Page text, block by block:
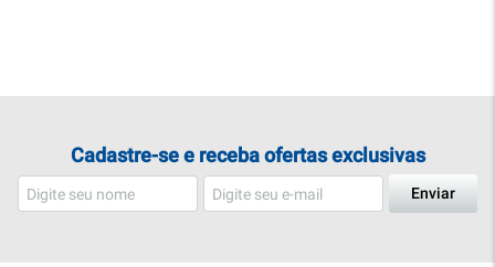
Cadastre-se e receba ofertas exclusivas
Enviar